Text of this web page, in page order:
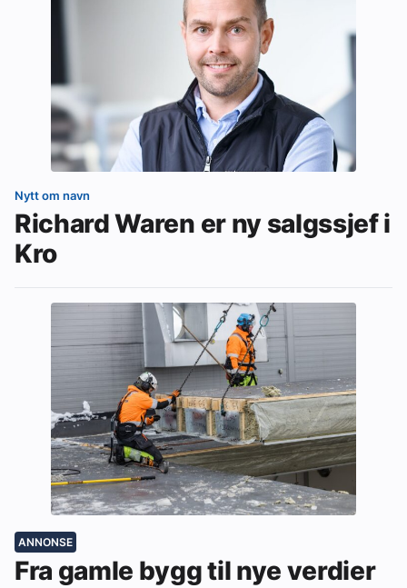
Nytt om navn
Richard Waren er ny salgssjef i
Kro
ANNONSE
Fra gamle bygg til nye verdier